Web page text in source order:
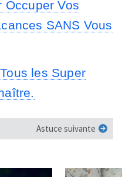
Occuper Vos
SANS Vous
les Super
Astuce suivante